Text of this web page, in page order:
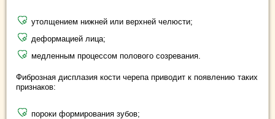
утолщением нижней или верхней челюсти;
деформацией лица;
медленным процессом полового созревания.
Фиброзная дисплазия кости черепа приводит к появлению таких
признаков:
пороки формирования зубов;